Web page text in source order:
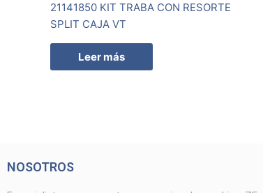
21141850 KIT TRABA CON RESORTE
SPLIT CAJA VT
Leer más
NOSOTROS